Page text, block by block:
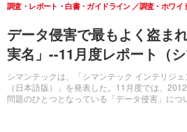
データ侵害で最もよく盗ま
実名」--11月度レポート（シ
シマンテックは、「シマンテック インテリジ
（日本語版）」を発表した。11月度では、
問題のひとつとなっている「データ侵害」につ
調査・レポート・白書・ガイドライン 調査・ホワイ